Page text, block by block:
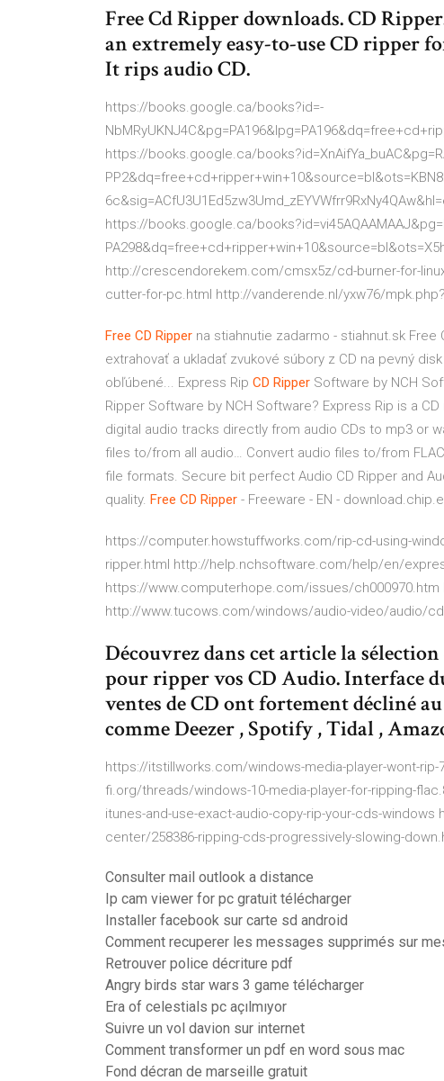
Free Cd Ripper downloads. CD
an extremely easy-to-use CD
It rips audio CD.
https://books.google.ca/books?id=-
https://books.google.ca/
https://books.google.ca/
http://crescendorekem.com/cmsx5z/cd-burner-for-
cutter-for-pc.html http://vanderende.nl/yxw76/
Free CD Ripper na stiahnutie zadarmo - stiahnut.sk Free
extrahovať a ukladať zvukové súbory z CD na pevný
obľúbené... Express Rip CD Ripper Software by NCH
Ripper Software by NCH Software? Express Rip is a
digital audio tracks directly from audio CDs to mp3 or
files to/from all audio… Convert audio files to/from
file formats. Secure bit perfect Audio CD Ripper and
quality. Free CD Ripper - Freeware - EN -
https://computer.howstuffworks.com/rip-cd-using-
ripper.html http://help.nchsoftware.com/help/en/
https://www.computerhope.com/issues/
http://www.tucows.com/windows/audio-video/audio/
Découvrez dans cet article la
pour ripper vos CD Audio. Interface
ventes de CD ont fortement décliné
comme Deezer , Spotify , Tidal ,
https://itstillworks.com/windows-media-player-wont-
fi.org/threads/windows-10-media-player-for-ripping-
itunes-and-use-exact-audio-copy-rip-your-cds-
center/258386-ripping-cds-progressively-slowing-
Consulter mail outlook a distance
Ip cam viewer for pc gratuit télécharger
Installer facebook sur carte sd android
Comment recuperer les messages supprimés sur
Retrouver police décriture pdf
Angry birds star wars 3 game télécharger
Era of celestials pc açılmıyor
Suivre un vol davion sur internet
Comment transformer un pdf en word sous mac
Fond décran de marseille gratuit